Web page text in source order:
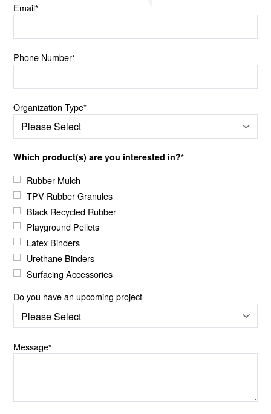
Email*
Phone Number*
Organization Type*
Which product(s) are you interested in?*
Rubber Mulch
TPV Rubber Granules
Black Recycled Rubber
Playground Pellets
Latex Binders
Urethane Binders
Surfacing Accessories
Do you have an upcoming project
Message*